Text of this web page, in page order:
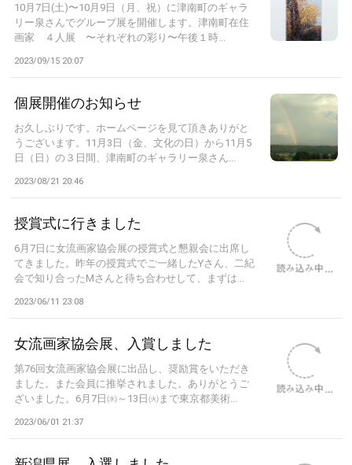
10月7日(土)〜10月9日（月、祝）に津南町のギャラ
リー泉さんでグループ展を開催します。津南町在住
画家 ４人展 〜それぞれの彩り〜午後１時...
2023/09/15 20:07
個展開催のお知らせ
お久しぶりです。ホームページを見て頂きありがと
うございます。11月3日（金、文化の日）から11月5
日（日）の３日間、津南町のギャラリー泉さん...
2023/08/21 20:46
授賞式に行きました
6月7日に女流画家協会展の授賞式と懇親会に出席し
てきました。昨年の授賞式でご一緒したYさん、二紀
会で知り合ったMさんと待ち合わせして、まずは...
2023/06/11 23:08
女流画家協会展、入賞しました
第76回女流画家協会展に出品し、奨励賞をいただき
ました。また会員に推挙されました。ありがとうご
ざいました。6月7日㈬～13日㈫まで東京都美術...
2023/06/01 21:37